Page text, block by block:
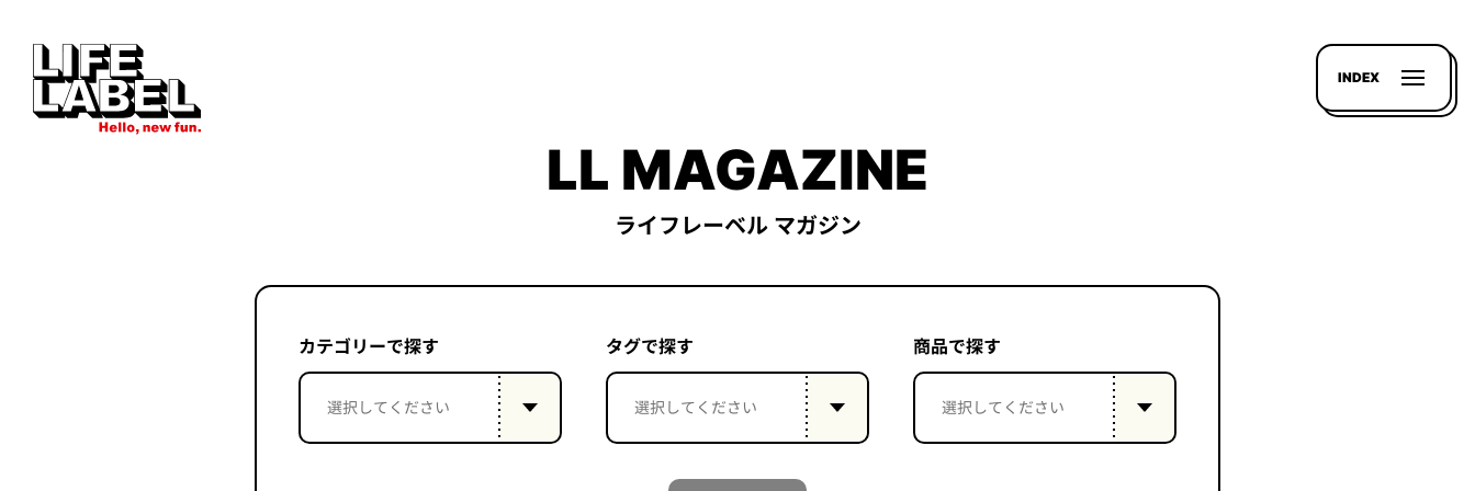
INDEX
LL MAGAZINE
ライフレーベル マガジン
カテゴリーで探す タグで探す 商品で探す